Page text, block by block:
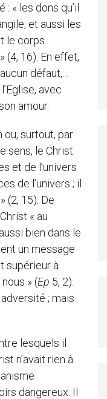
« les dons qu’il
et aussi les
le corps
(4, 16). En effet,
défaut,…
avec
amour.
surtout, par
sens, le Christ
et de l’univers
de l’univers ; il
(2, 15). De
« au
bien dans le
un message
supérieur à
» (Ep 5, 2).
; mais
lesquels il
n’avait rien à
dangereux. Il